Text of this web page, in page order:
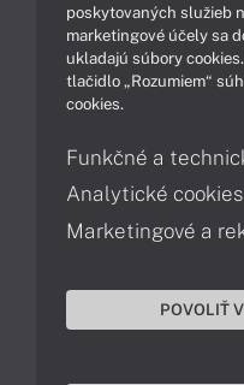
Podpora a servis
043 4224 771
poskytovaných služieb
marketingové účely sa
ukladajú súbory
tlačidlo „Rozumiem“
cookies.
Funkčné a
Analytické cookies
Marketingové a
POVOLIŤ